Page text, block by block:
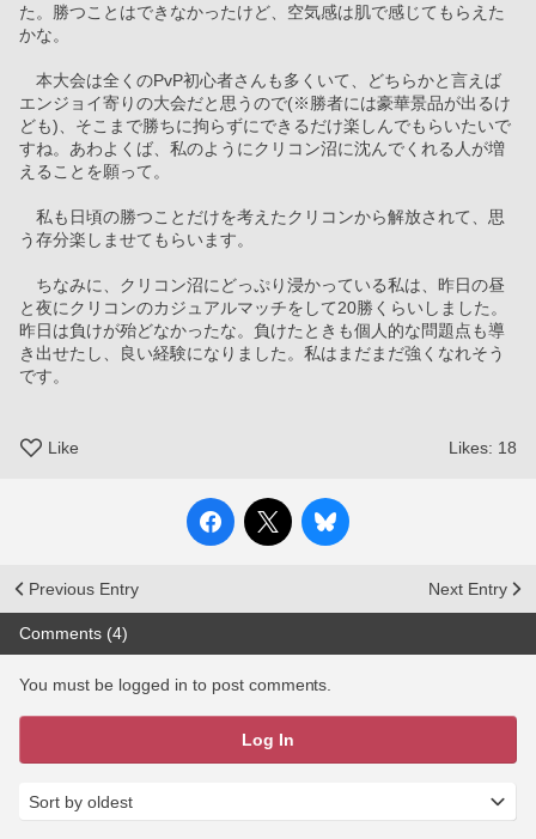
た。勝つことはできなかったけど、空気感は肌で感じてもらえた
かな。
本大会は全くのPvP初心者さんも多くいて、どちらかと言えば
エンジョイ寄りの大会だと思うので(※勝者には豪華景品が出るけ
ども)、そこまで勝ちに拘らずにできるだけ楽しんでもらいたいで
すね。あわよくば、私のようにクリコン沼に沈んでくれる人が増
えることを願って。
私も日頃の勝つことだけを考えたクリコンから解放されて、思
う存分楽しませてもらいます。
ちなみに、クリコン沼にどっぷり浸かっている私は、昨日の昼
と夜にクリコンのカジュアルマッチをして20勝くらいしました。
昨日は負けが殆どなかったな。負けたときも個人的な問題点も導
き出せたし、良い経験になりました。私はまだまだ強くなれそう
です。
Like Likes: 18
Previous Entry Next Entry
Comments (4)
You must be logged in to post comments.
Log In